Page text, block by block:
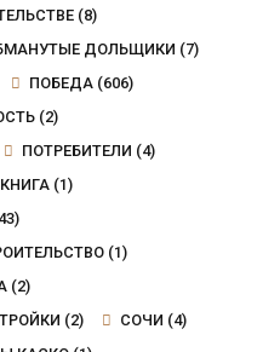
(8)
ДОЛЬЩИКИ (7)
ПОБЕДА(606)
(2)
ПОТРЕБИТЕЛИ (4)
(1)
(1)
(2)
(2) СОЧИ (4)